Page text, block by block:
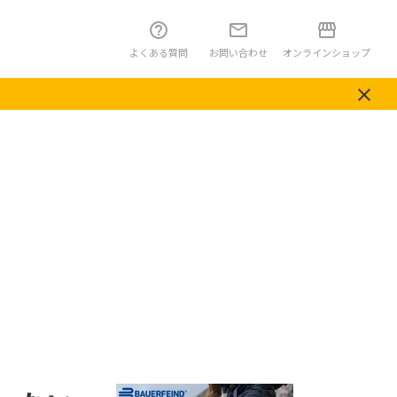
よくある質問 お問い合わせ オンラインショップ